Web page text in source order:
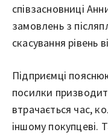
співзасновниці
замовлень з
скасування рівень
Підприємці
посилки
втрачається час,
іншому покупцеві.